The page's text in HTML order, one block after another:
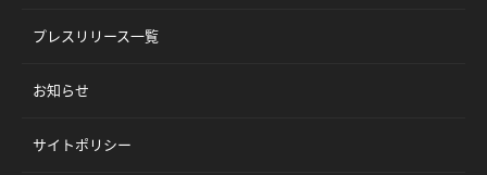
プレスリリース一覧
お知らせ
サイトポリシー